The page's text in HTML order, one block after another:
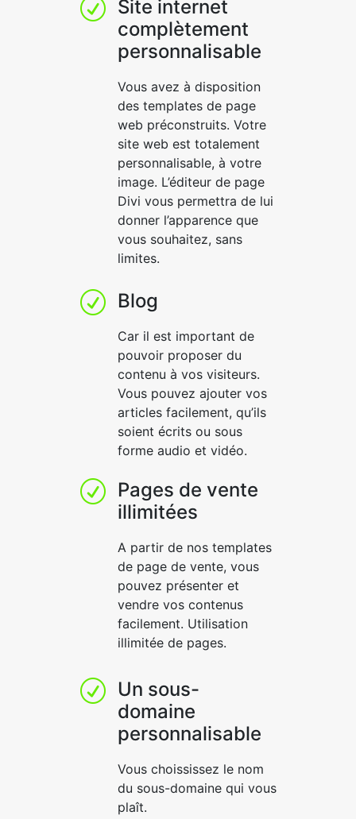
R Site internet
complètement
personnalisable
Vous avez à disposition
des templates de page
web préconstruits. Votre
site web est totalement
personnalisable, à votre
image. L’éditeur de page
Divi vous permettra de lui
donner l’apparence que
vous souhaitez, sans
limites.
R Blog
Car il est important de
pouvoir proposer du
contenu à vos visiteurs.
Vous pouvez ajouter vos
articles facilement, qu’ils
soient écrits ou sous
forme audio et vidéo.
R Pages de vente
illimitées
A partir de nos templates
de page de vente, vous
pouvez présenter et
vendre vos contenus
facilement. Utilisation
illimitée de pages.
R Un sous-
domaine
personnalisable
Vous choississez le nom
du sous-domaine qui vous
plaît.